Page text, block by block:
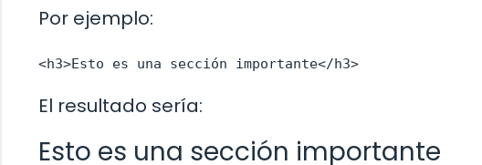
Por ejemplo:
<h3>Esto es una sección importante</h3>
El resultado sería:
Esto es una sección importante